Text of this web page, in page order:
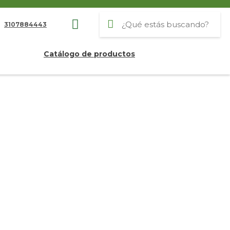
3107884443
Catálogo de productos